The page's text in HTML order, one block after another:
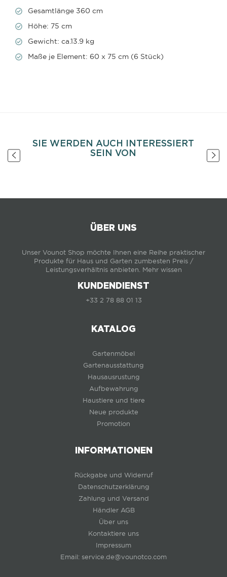
Gesamtlänge 360 cm
Höhe: 75 cm
Gewicht: ca.13.9 kg
Maße je Element: 60 x 75 cm (6 Stück)
SIE WERDEN AUCH INTERESSIERT
SEIN VON
ÜBER UNS
Unser Vounot Shop möchte Ihnen eine Reihe praktischer
Produkte für Haus und Garten zumbesten Preis /
Leistungsverhältnis anbieten.
Mehr wissen
KUNDENDIENST
+33 2 78 88 01 13
KATALOG
Gartenmöbel
Gartenausstattung
Hausausrustung
Aufbewahrung
Haustiere und tiere
Neue produkte
Promotion
INFORMATIONEN
Rückgabe und Widerruf
Datenschutzerklärung
Zahlung und Versand
Händler AGB
Über uns
Kontaktiere uns
Impressum
Email: service.de@vounotco.com